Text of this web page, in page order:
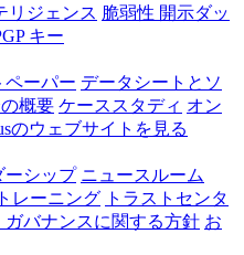
リジェンス 脆弱性 開示ダッ
キー
ペーパー データシートとソ
概要 ケーススタディ オン
のウェブサイトを見る
ーシップ ニュースルーム
レーニング トラストセンタ
ガバナンスに関する方針 お